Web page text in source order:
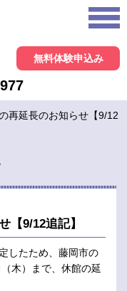
無料体験申込み
再延長のお知らせ【9/12
【9/12追記】
したため、藤岡市の
木）まで、休館の延